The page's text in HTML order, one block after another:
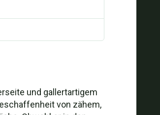
und gallertartigem
von zähem,